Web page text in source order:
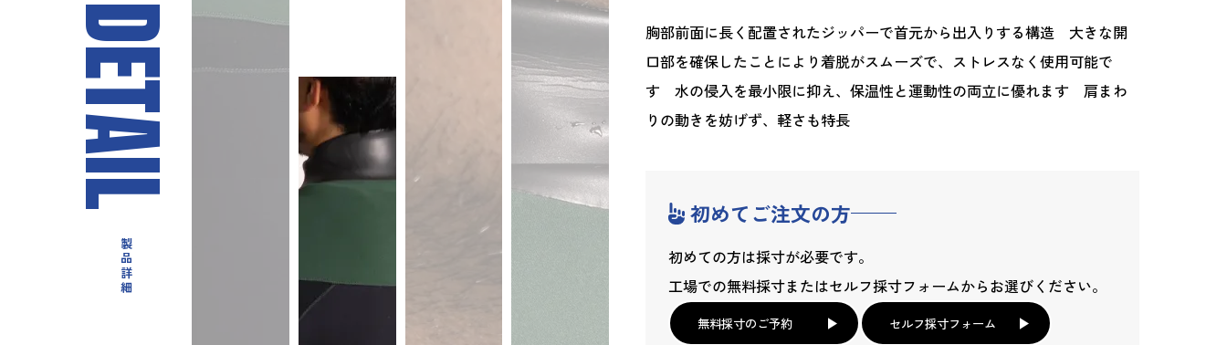
D
E
T
A
L
製品詳細
胸部前面に長く配置されたジッパーで首元から出入りする構造 大きな開
口部を確保したことにより着脱がスムーズで、ストレスなく使用可能で
す 水の侵入を最小限に抑え、保温性と運動性の両立に優れます 肩まわ
りの動きを妨げず、軽さも特長
初めてご注文の方
初めての方は採寸が必要です。
工場での無料採寸またはセルフ採寸フォームからお選びください。
無料採寸のご予約 セルフ採寸フォーム